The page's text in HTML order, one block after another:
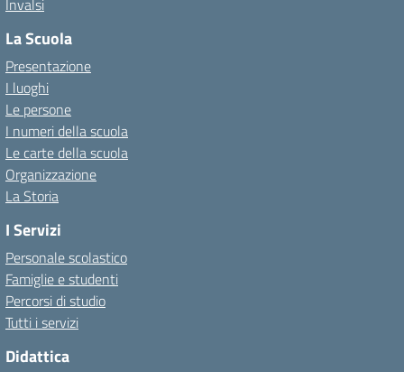
Invalsi
La Scuola
Presentazione
I luoghi
Le persone
I numeri della scuola
Le carte della scuola
Organizzazione
La Storia
I Servizi
Personale scolastico
Famiglie e studenti
Percorsi di studio
Tutti i servizi
Didattica